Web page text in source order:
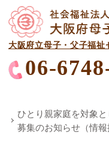
大阪府立母子・父子福祉
06-
ひとり親家庭を対象
募集のお知らせ（情報